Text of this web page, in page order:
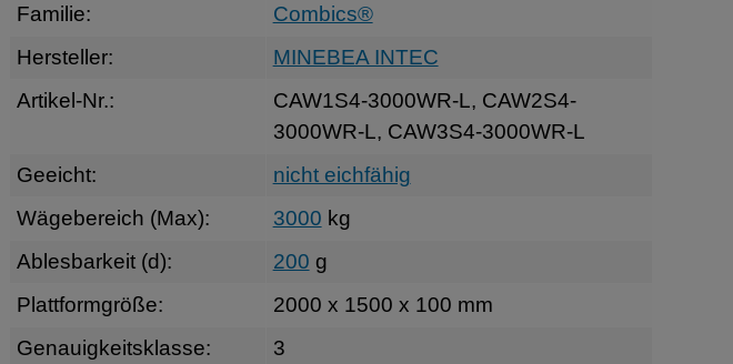
Familie:
Combics®
Hersteller:
MINEBEA INTEC
Artikel-Nr.:
CAW1S4-3000WR-L, CAW2S4-
3000WR-L, CAW3S4-3000WR-L
Geeicht:
nicht eichfähig
Wägebereich (Max):
3000 kg
Ablesbarkeit (d):
200 g
Plattformgröße:
2000 x 1500 x 100 mm
Genauigkeitsklasse:
3